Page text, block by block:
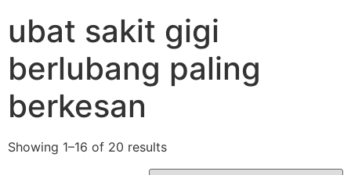
ubat sakit gigi
berlubang paling
berkesan
Showing 1–16 of 20 results